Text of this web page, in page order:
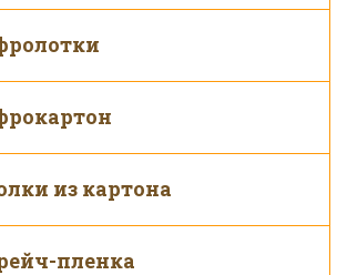
из картона
пленка